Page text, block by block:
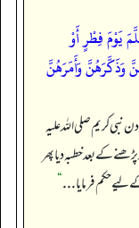
يَوْمَ فِطْرٍ أَوْ
وَذَكَّرَهُنَّ وَأَمَرَهُنَّ
نبی کریم صلی اللہ علیہ
کے بعد خطبہ دیا پھر
حکم فرمایا . . .“